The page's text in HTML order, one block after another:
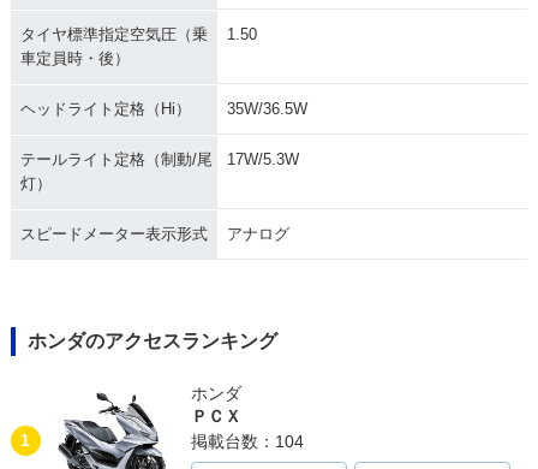
タイヤ標準指定空気圧（乗
車定員時・後）
1.50
ヘッドライト定格（Hi） 35W/36.5W
テールライト定格（制動/尾
灯）
17W/5.3W
スピードメーター表示形式 アナログ
ホンダのアクセスランキング
1
ホンダ
ＰＣＸ
掲載台数：104